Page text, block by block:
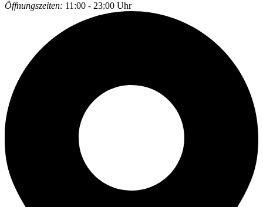
Öffnungszeiten: 11:00 - 23:00 Uhr